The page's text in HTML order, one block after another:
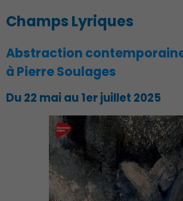
Champs Lyriques
Abstraction
à Pierre Soulages
Du 22 mai au 1er juillet 2025